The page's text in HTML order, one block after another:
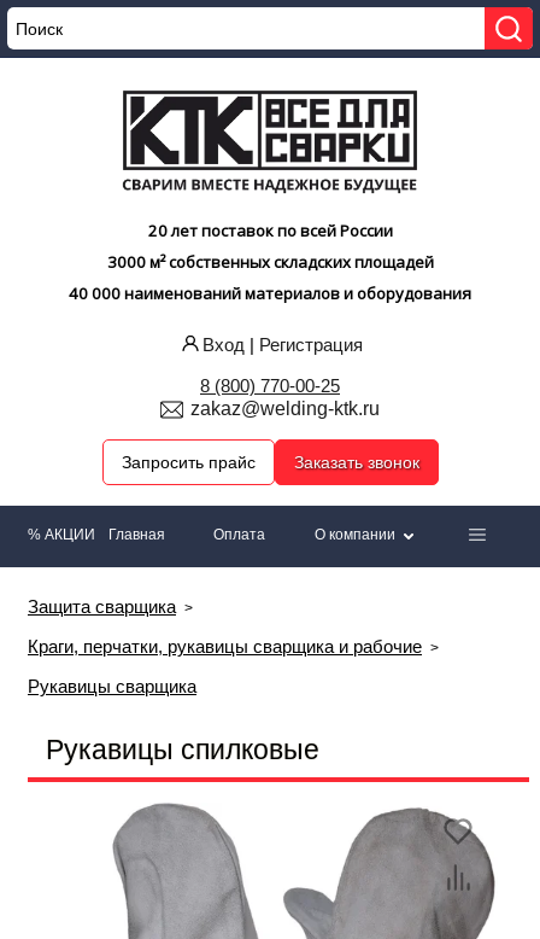
20 лет поставок по всей России
3000 м² собственных складских площадей
40 000 наименований материалов и оборудования
Вход | Регистрация
8 (800) 770-00-25
zakaz@welding-ktk.ru
Запросить прайс Заказать звонок
% АКЦИИ Главная Оплата О компании
Защита сварщика
Краги, перчатки, рукавицы сварщика и рабочие
Рукавицы сварщика
Рукавицы спилковые